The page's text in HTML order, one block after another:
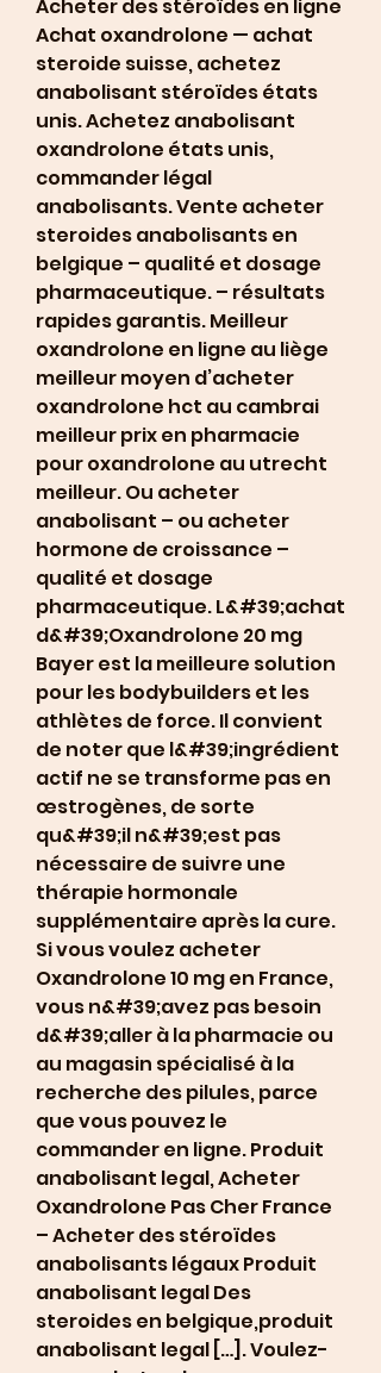
Acheter des stéroïdes en ligne
Achat oxandrolone — achat
steroide suisse, achetez
anabolisant stéroïdes états
unis. Achetez anabolisant
oxandrolone états unis,
commander légal
anabolisants. Vente acheter
steroides anabolisants en
belgique – qualité et dosage
pharmaceutique. – résultats
rapides garantis. Meilleur
oxandrolone en ligne au liège
meilleur moyen d’acheter
oxandrolone hct au cambrai
meilleur prix en pharmacie
pour oxandrolone au utrecht
meilleur. Ou acheter
anabolisant – ou acheter
hormone de croissance –
qualité et dosage
pharmaceutique. L&#39;achat
d&#39;Oxandrolone 20 mg
Bayer est la meilleure solution
pour les bodybuilders et les
athlètes de force. Il convient
de noter que l&#39;ingrédient
actif ne se transforme pas en
œstrogènes, de sorte
qu&#39;il n&#39;est pas
nécessaire de suivre une
thérapie hormonale
supplémentaire après la cure.
Si vous voulez acheter
Oxandrolone 10 mg en France,
vous n&#39;avez pas besoin
d&#39;aller à la pharmacie ou
au magasin spécialisé à la
recherche des pilules, parce
que vous pouvez le
commander en ligne. Produit
anabolisant legal, Acheter
Oxandrolone Pas Cher France
– Acheter des stéroïdes
anabolisants légaux Produit
anabolisant legal Des
steroides en belgique,produit
anabolisant legal […]. Voulez-